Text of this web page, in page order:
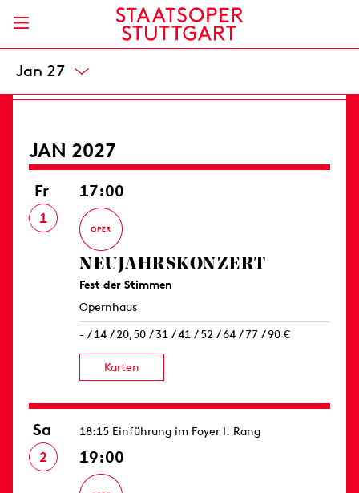
Dez 26
Opernhaus
8 / 20,50 / 33 / 49 / 66 / 82 / 99 / 119 / 139 €
JAN 2027
Fr
1
17:00
NEUJAHRS­KONZERT
Fest der Stimmen
Opernhaus
- / 14 / 20,50 / 31 / 41 / 52 / 64 / 77 / 90 €
Karten
Sa
2
18:15 Einführung im Foyer I. Rang
19:00